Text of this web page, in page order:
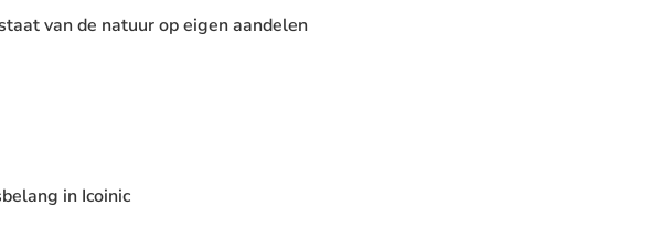
van de natuur op eigen aandelen
in Icoinic